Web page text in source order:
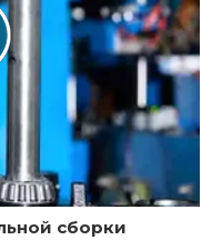
сборки